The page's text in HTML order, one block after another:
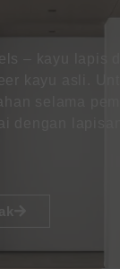
– kayu lapis
kayu asli.
selama
dengan